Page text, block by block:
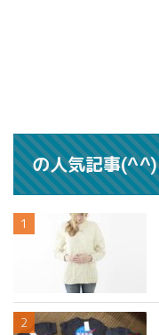
の人気記事(^^)